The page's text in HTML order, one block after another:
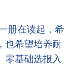
册在读起，希
也希望培养耐
零基础选报入